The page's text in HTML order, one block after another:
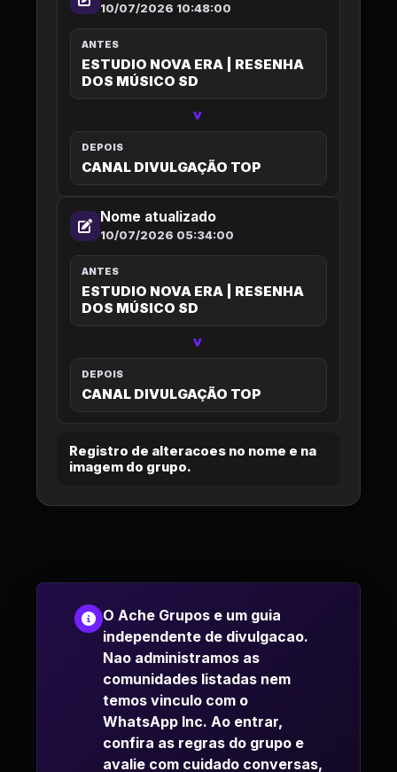
10/07/2026 10:48:00
ANTES
ESTUDIO NOVA ERA | RESENHA
DOS MÚSICO SD
>
DEPOIS
CANAL DIVULGAÇÃO TOP
Nome atualizado
10/07/2026 05:34:00
ANTES
ESTUDIO NOVA ERA | RESENHA
DOS MÚSICO SD
>
DEPOIS
CANAL DIVULGAÇÃO TOP
Registro de alteracoes no nome e na
imagem do grupo.
O Ache Grupos e um guia
independente de divulgacao.
Nao administramos as
comunidades listadas nem
temos vinculo com o
WhatsApp Inc. Ao entrar,
confira as regras do grupo e
avalie com cuidado conversas,